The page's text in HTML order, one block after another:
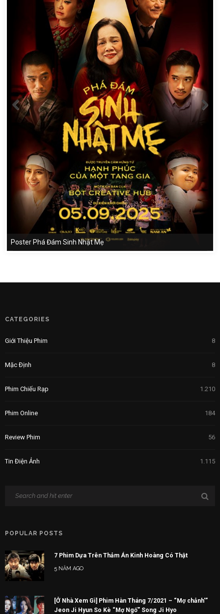
Poster Phá Đám Sinh Nhật Mẹ
CATEGORIES
Giới Thiệu Phim 8
Mặc Định 8
Phim Chiếu Rạp 1.210
Phim Online 184
Review Phim 56
Tin Điện Ảnh 1.115
POPULAR POSTS
7 Phim Dựa Trên Thảm Án Kinh Hoàng Có Thật
5 NĂM AGO
[Ở Nhà Xem Gì] Phim Hàn Tháng 7/2021 – “Mợ chảnh'”
Jeon Ji Hyun So Kè “Mợ Ngố” Song Ji Hyo